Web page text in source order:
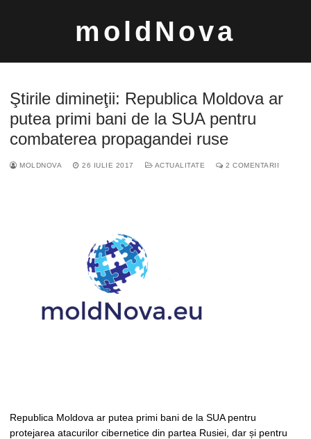
moldNova
după:
Ştirile dimineţii: Republica Moldova ar
putea primi bani de la SUA pentru
combaterea propagandei ruse
MOLDNOVA 26 IULIE 2017 ACTUALITATE 2 COMENTARII
Republica Moldova ar putea primi bani de la SUA pentru
protejarea atacurilor cibernetice din partea Rusiei, dar și pentru